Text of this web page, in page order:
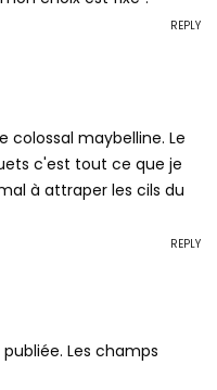
REPLY
colossal maybelline. Le
c'est tout ce que je
à attraper les cils du
REPLY
Les champs